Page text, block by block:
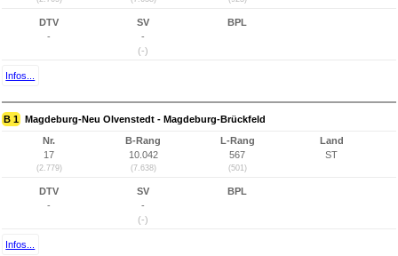
DTV
-
SV
-
(-)
BPL
Infos...
B 1 Magdeburg-Neu Olvenstedt - Magdeburg-Brückfeld
Nr.
17
(2.779)
B-Rang
10.042
(7.638)
L-Rang
567
(501)
Land
ST
DTV
-
SV
-
(-)
BPL
Infos...